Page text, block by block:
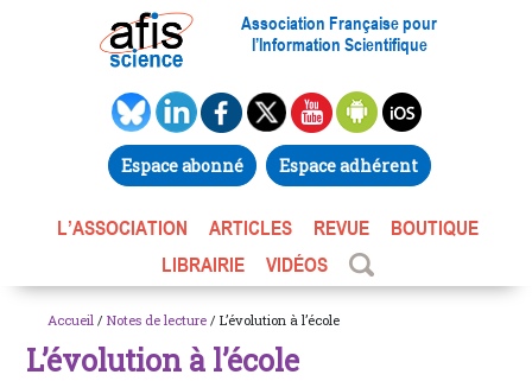
Association Française pour
l’Information Scientifique
Espace abonné Espace adhérent
L’ASSOCIATION ARTICLES REVUE
BOUTIQUE
LIBRAIRIE
VIDÉOS
Accueil / Notes de lecture / L’évolution à l’école
L’évolution à l’école